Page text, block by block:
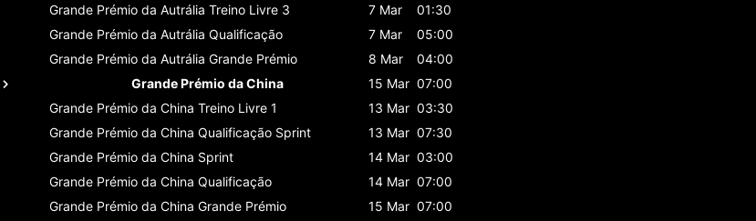
Grande Prémio da Autrália Treino Livre 3 7 Mar
01:30
Grande Prémio da Autrália Qualificação 7 Mar
05:00
Grande Prémio da Autrália Grande Prémio 8 Mar
04:00
Grande Prémio da China
15 Mar 07:00
Grande Prémio da China Treino Livre 1 13 Mar 03:30
Grande Prémio da China Qualificação Sprint 13 Mar 07:30
Grande Prémio da China Sprint 14 Mar 03:00
Grande Prémio da China Qualificação 14 Mar 07:00
Grande Prémio da China Grande Prémio 15 Mar 07:00